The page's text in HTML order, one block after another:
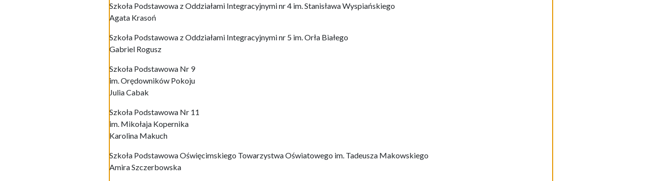
Szkoła Podstawowa z Oddziałami Integracyjnymi nr 4 im. Stanisława Wyspiańskiego
Agata Krasoń
Szkoła Podstawowa z Oddziałami Integracyjnymi nr 5 im. Orła Białego
Gabriel Rogusz
Szkoła Podstawowa Nr 9
im. Orędowników Pokoju
Julia Cabak
Szkoła Podstawowa Nr 11
im. Mikołaja Kopernika
Karolina Makuch
Szkoła Podstawowa Oświęcimskiego Towarzystwa Oświatowego im. Tadeusza Makowskiego
Amira Szczerbowska